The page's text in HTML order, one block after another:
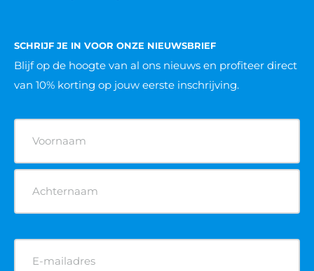
SCHRIJF JE IN VOOR ONZE NIEUWSBRIEF
Blijf op de hoogte van al ons nieuws en profiteer direct
van 10% korting op jouw eerste inschrijving.
(Vereist)
E-
mailadres
(Vereist)